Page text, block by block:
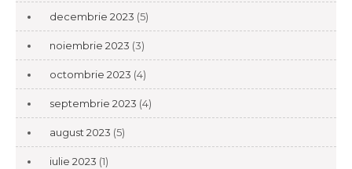
decembrie 2023 (5)
noiembrie 2023 (3)
octombrie 2023 (4)
septembrie 2023 (4)
august 2023 (5)
iulie 2023 (1)